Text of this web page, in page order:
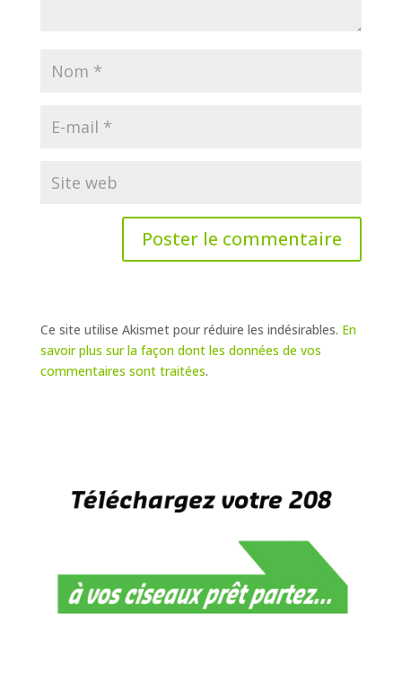
Ce site utilise Akismet pour réduire les indésirables. En
savoir plus sur la façon dont les données de vos
commentaires sont traitées.